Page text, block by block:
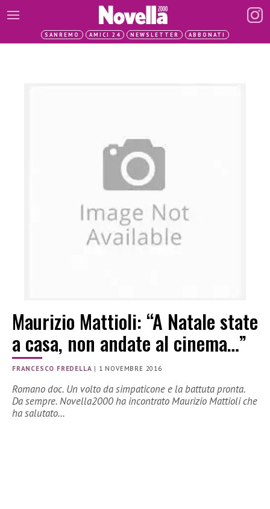
SANREMO AMICI 24 NEWSLETTER ABBONATI
Maurizio Mattioli: “A Natale state
a casa, non andate al cinema…”
FRANCESCO FREDELLA | 1 NOVEMBRE 2016
Romano doc. Un volto da simpaticone e la battuta pronta.
Da sempre. Novella2000 ha incontrato Maurizio Mattioli che
ha salutato…